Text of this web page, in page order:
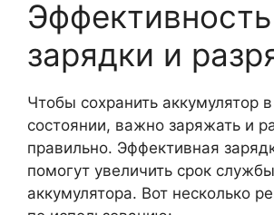
Эффективность
зарядки и
Чтобы сохранить аккумулятор
состоянии, важно заряжать и
правильно. Эффективная
помогут увеличить срок службы
аккумулятора. Вот несколько